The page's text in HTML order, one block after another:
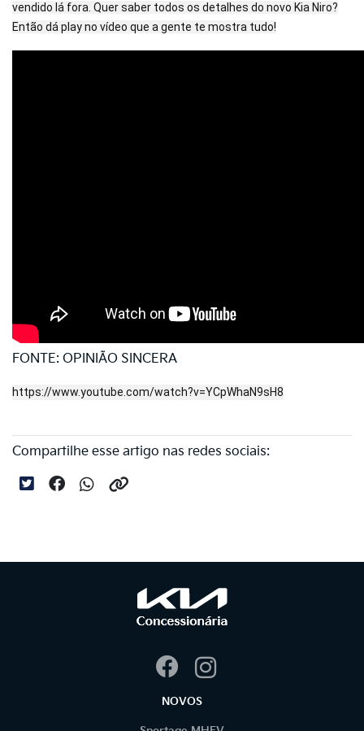
vendido lá fora. Quer saber todos os detalhes do novo Kia Niro?
Então dá play no vídeo que a gente te mostra tudo!
FONTE: OPINIÃO SINCERA
https://www.youtube.com/watch?v=YCpWhaN9sH8
Compartilhe esse artigo nas redes sociais:
NOVOS